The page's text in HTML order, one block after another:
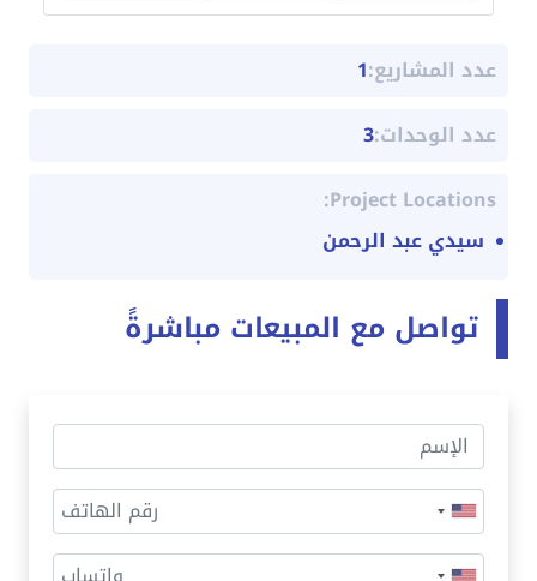
عدد المشاريع:1
عدد الوحدات:3
Project Locations:
سيدي عبد الرحمن
تواصل مع المبيعات مباشرةً